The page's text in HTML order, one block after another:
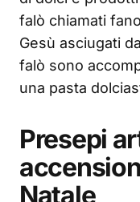
falò chiamati
Gesù asciugati
falò sono
una pasta
Presepi
Natale